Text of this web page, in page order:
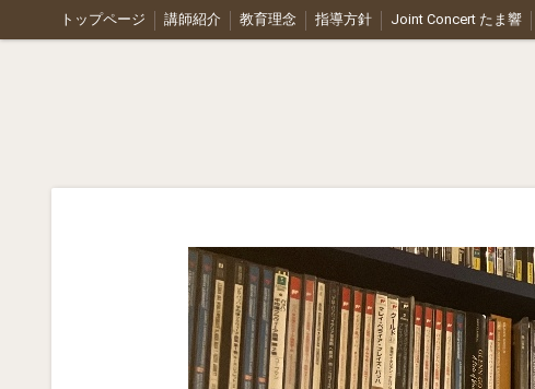
トップページ 講師紹介 教育理念 指導方針 Joint Concert たま響